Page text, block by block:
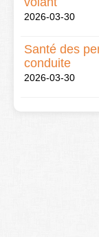
2026-03-30
Santé des
conduite
2026-03-30